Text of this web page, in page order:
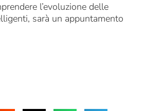
l’evoluzione delle
sarà un appuntamento